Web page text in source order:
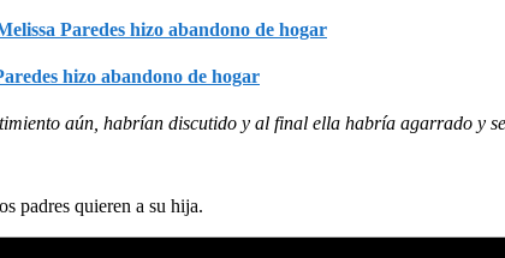
hizo abandono de hogar
aún, habrían discutido y al final ella habría agarrado y
padres quieren a su hija.